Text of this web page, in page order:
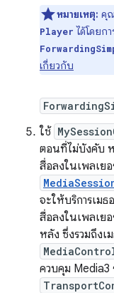
หมายเหตุ: คุ
Player ได้โดยก
เกี่ยวกับ
ใช้
ตอนที่ไม่บังคับ ห
สื่อลงในเพลเย
จะให้บริการเม
สื่อลงในเพลเย
หลัง ซึ่งรวมถึงเ
ควบคุม Media3